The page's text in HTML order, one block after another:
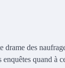
drame des
enquêtes quand